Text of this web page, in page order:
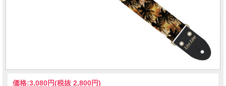
価格:3,080円(税抜 2,800円)